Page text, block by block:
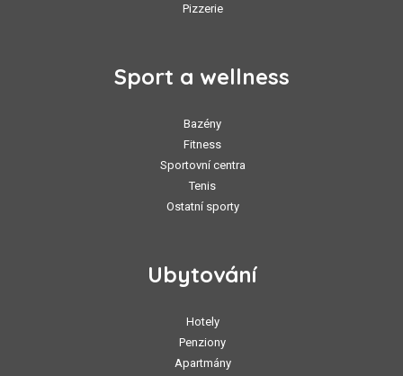
Pizzerie
Sport a wellness
Bazény
Fitness
Sportovní centra
Tenis
Ostatní sporty
Ubytování
Hotely
Penziony
Apartmány